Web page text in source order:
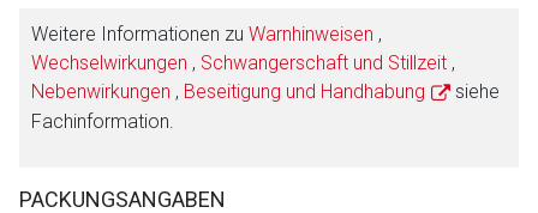
Weitere Informationen zu Warnhinweisen ,
Wechselwirkungen , Schwangerschaft und Stillzeit ,
Nebenwirkungen , Beseitigung und Handhabung
siehe
Fachinformation.
PACKUNGSANGABEN